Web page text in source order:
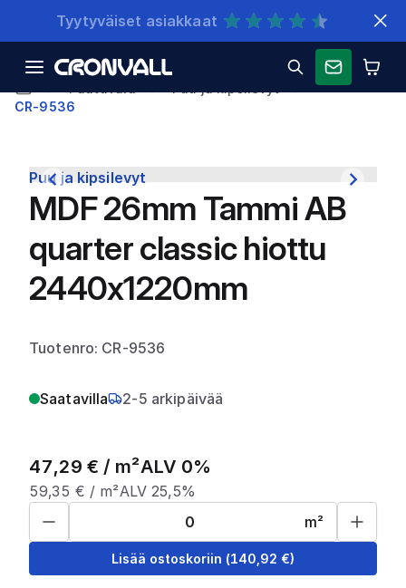
Nopeat toimitukset
CR-9536
Puu ja kipsilevyt
MDF 26mm Tammi AB
quarter classic hiottu
2440x1220mm
Tuotenro: CR-9536
Saatavilla 2-5 arkipäivää
47,29 € / m²ALV 0%
59,35 € / m²ALV 25,5%
m²
Lisää ostoskoriin (140,92 €)